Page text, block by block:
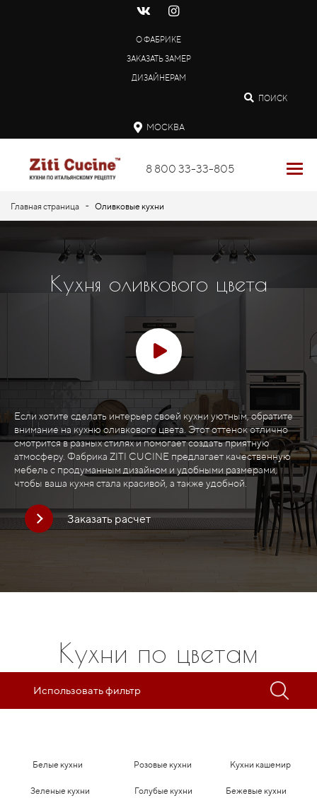
О ФАБРИКЕ
ЗАКАЗАТЬ ЗАМЕР
ДИЗАЙНЕРАМ
ПОИСК
МОСКВА
8 800 33-33-805
Главная страница - Оливковые кухни
Кухня оливкового цвета
Если хотите сделать интерьер своей кухни уютным, обратите
внимание на кухню оливкового цвета. Этот оттенок отлично
смотрится в разных стилях и помогает создать приятную
атмосферу. Фабрика ZITI CUCINE предлагает качественную
мебель с продуманным дизайном и удобными размерами,
чтобы ваша кухня стала красивой, а также удобной.
Заказать расчет
Кухни по цветам
Использовать фильтр
Белые кухни Розовые кухни Кухни кашемир
Зеленые кухни Голубые кухни Бежевые кухни